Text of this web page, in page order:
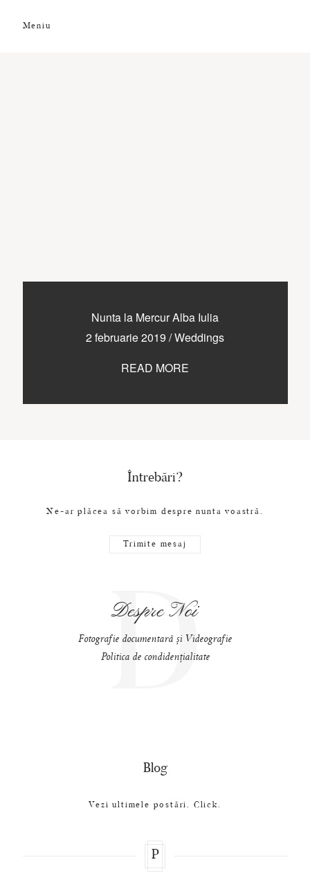
Meniu
Nunta la Mercur Alba Iulia
2 februarie 2019 /Weddings
READ MORE
CONTACT
Întrebări?
Ne-ar plăcea să vorbim despre nunta voastră.
Trimite mesaj
Despre Noi
D
Fotografie documentară și Videografie
Politica de condidențialitate
Blog
Vezi ultimele postări. Click.
P